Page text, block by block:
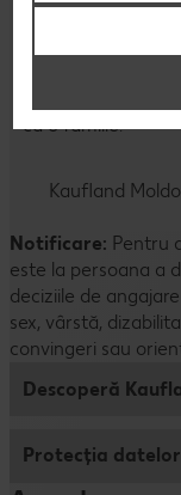
Începe
Dacă și tu ești la
pasionată, te
ca o familie.
Kaufland
Notificare: Pentru
este la persoana a
deciziile de
sex, vârstă,
convingeri sau
Descoperă
Cine suntem
Protecția datelor